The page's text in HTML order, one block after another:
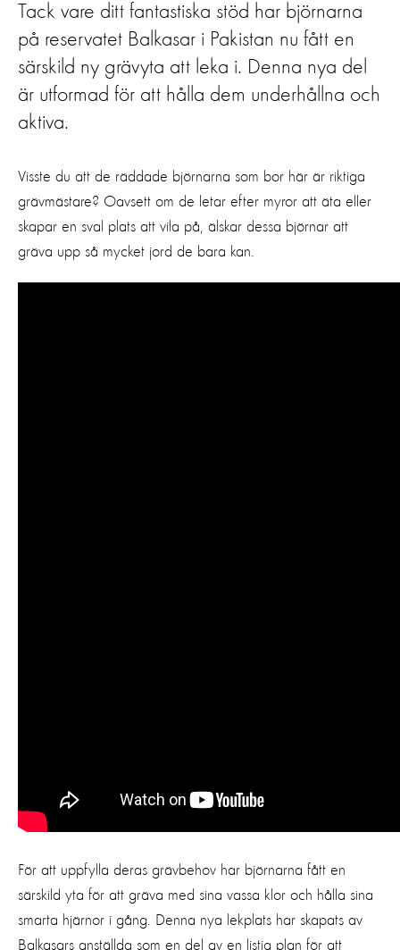
Tack vare ditt fantastiska stöd har björnarna
på reservatet Balkasar i Pakistan nu fått en
särskild ny grävyta att leka i. Denna nya del
är utformad för att hålla dem underhållna och
aktiva.
Visste du att de räddade björnarna som bor här är riktiga
grävmästare? Oavsett om de letar efter myror att äta eller
skapar en sval plats att vila på, älskar dessa björnar att
gräva upp så mycket jord de bara kan.
För att uppfylla deras grävbehov har björnarna fått en
särskild yta för att gräva med sina vassa klor och hålla sina
smarta hjärnor i gång. Denna nya lekplats har skapats av
Balkasars anställda som en del av en listig plan för att